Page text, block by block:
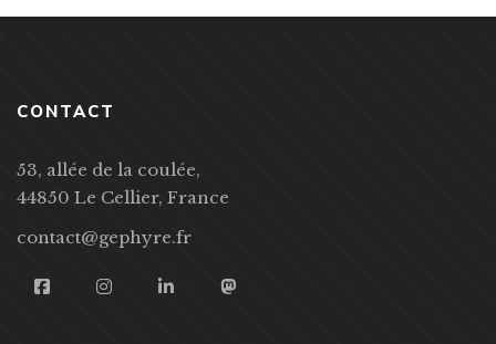
CONTACT
53, allée de la coulée,
44850 Le Cellier, France
contact@gephyre.fr